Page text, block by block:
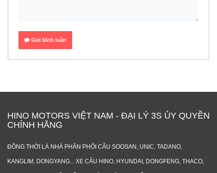
Gửi bình luận
HINO MOTORS VIỆT NAM - ĐẠI LÝ 3S ỦY QUYỀN
CHÍNH HÃNG
ĐỒNG THỜI LÀ NHÀ PHÂN PHỐI CẨU SOOSAN, UNIC, TADANO,
KANGLIM, DONGYANG... XE CẨU HINO, HYUNDAI, DONGFENG, THACO,